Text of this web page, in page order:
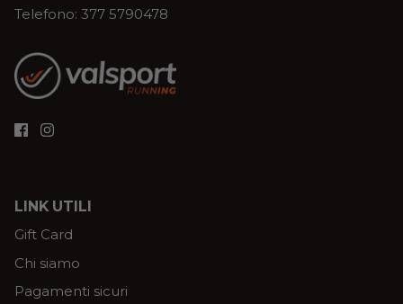
Telefono: 377 5790478
LINK UTILI
Gift Card
Chi siamo
Pagamenti sicuri